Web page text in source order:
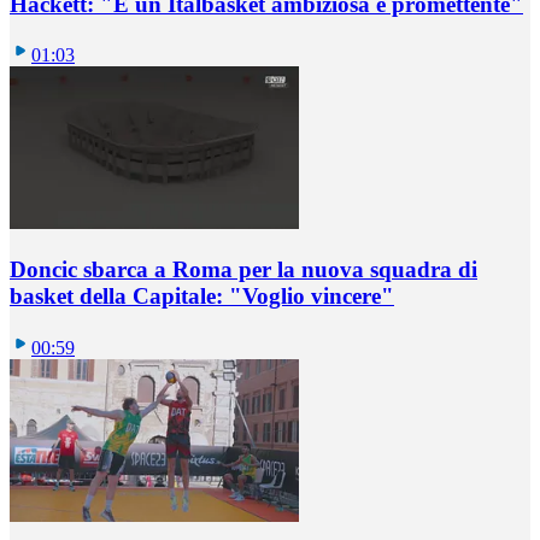
01:03
Doncic sbarca a Roma per la nuova squadra di
basket della Capitale: "Voglio vincere"
00:59